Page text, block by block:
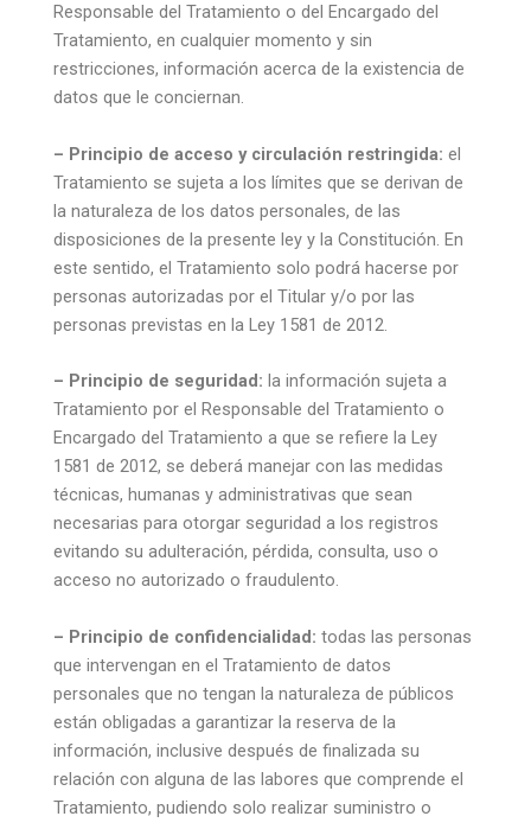
Responsable del Tratamiento o del Encargado del
Tratamiento, en cualquier momento y sin
restricciones, información acerca de la existencia de
datos que le conciernan.
– Principio de acceso y circulación restringida: el
Tratamiento se sujeta a los límites que se derivan de
la naturaleza de los datos personales, de las
disposiciones de la presente ley y la Constitución. En
este sentido, el Tratamiento solo podrá hacerse por
personas autorizadas por el Titular y/o por las
personas previstas en la Ley 1581 de 2012.
– Principio de seguridad: la información sujeta a
Tratamiento por el Responsable del Tratamiento o
Encargado del Tratamiento a que se refiere la Ley
1581 de 2012, se deberá manejar con las medidas
técnicas, humanas y administrativas que sean
necesarias para otorgar seguridad a los registros
evitando su adulteración, pérdida, consulta, uso o
acceso no autorizado o fraudulento.
– Principio de confidencialidad: todas las personas
que intervengan en el Tratamiento de datos
personales que no tengan la naturaleza de públicos
están obligadas a garantizar la reserva de la
información, inclusive después de finalizada su
relación con alguna de las labores que comprende el
Tratamiento, pudiendo solo realizar suministro o